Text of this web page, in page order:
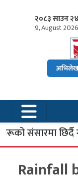
२०८३ साउन
9, August
अभिलेख
संसारमा छिर्दै
Rainfall